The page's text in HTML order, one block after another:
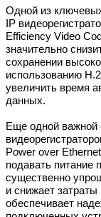
Одной из
IP
Efficiency Video
значительно
сохранении
использованию
увеличить время
данных.
Еще одной важной
Power over
подавать питание
существенно
и снижает
обеспечивает